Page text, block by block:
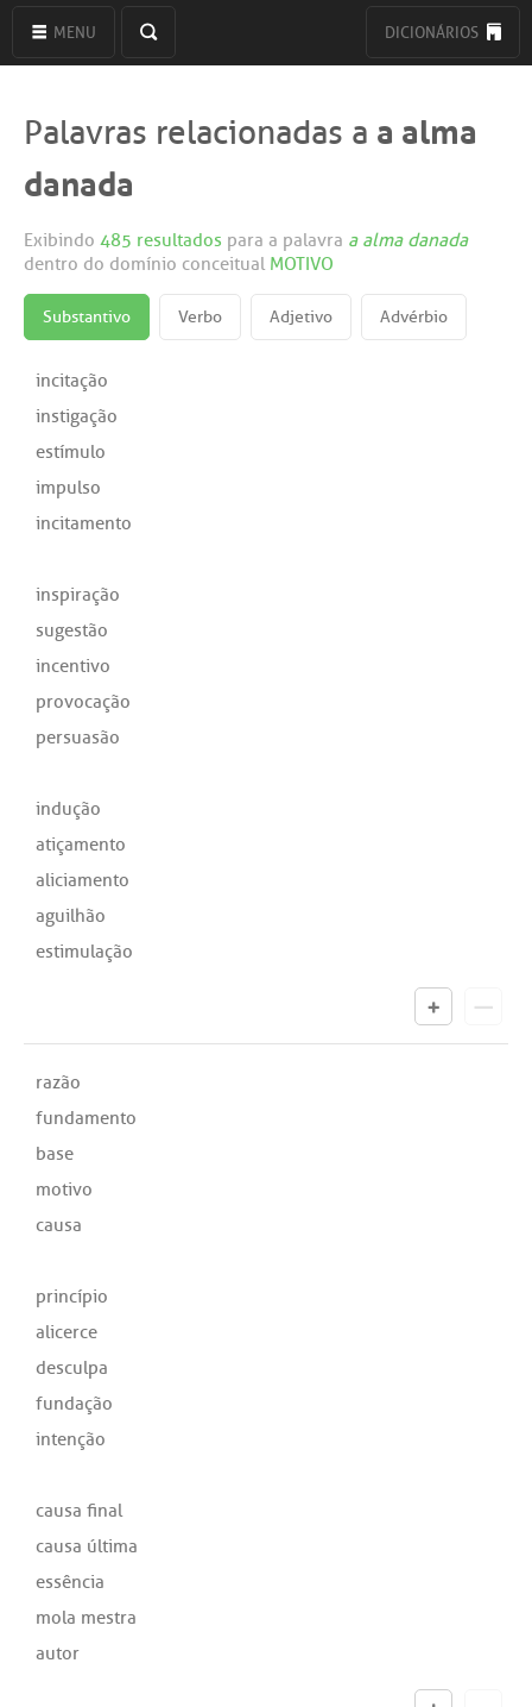
MENU DICIONÁRIOS
Palavras relacionadas a a alma
danada
Exibindo 485 resultados para a palavra a alma danada
dentro do domínio conceitual MOTIVO
Substantivo Verbo Adjetivo Advérbio
incitação
instigação
estímulo
impulso
incitamento
inspiração
sugestão
incentivo
provocação
persuasão
indução
atiçamento
aliciamento
aguilhão
estimulação
razão
fundamento
base
motivo
causa
princípio
alicerce
desculpa
fundação
intenção
causa final
causa última
essência
mola mestra
autor